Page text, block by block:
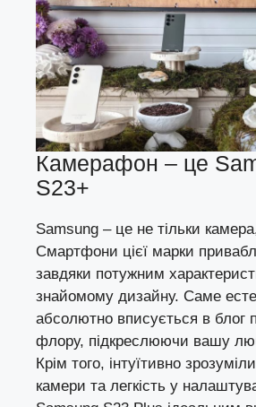
Камерафон – це
S23+
Samsung – це не тільки
Смартфони цієї марки
завдяки потужним
знайомому дизайну. Саме
абсолютно вписується в блог
флору, підкреслюючи вашу
Крім того, інтуїтивно
камери та легкість у